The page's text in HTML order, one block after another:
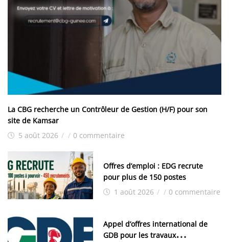
La CBG recherche un Contrôleur de Gestion (H/F) pour son
site de Kamsar
5 août 2026 / / 0 commentaire
Offres d’emploi : EDG recrute
pour plus de 150 postes
1 août 2026 / / 0 commentaire
Appel d’offres international de
GDB pour les travaux